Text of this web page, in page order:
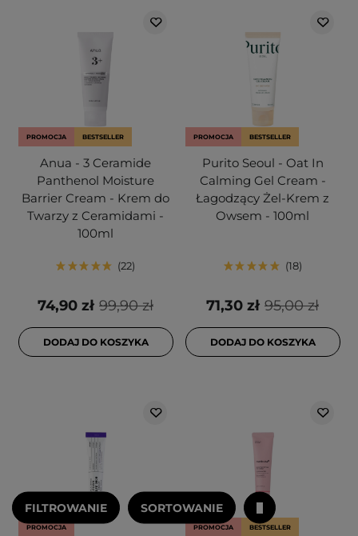
PROMOCJA BESTSELLER
Anua - 3 Ceramide
Panthenol Moisture
Barrier Cream - Krem do
Twarzy z Ceramidami -
100ml
22
99,90 zł
74,90 zł
DODAJ DO KOSZYKA
PROMOCJA BESTSELLER
Purito Seoul - Oat In
Calming Gel Cream -
Łagodzący Żel-Krem z
Owsem - 100ml
18
95,00 zł
71,30 zł
DODAJ DO KOSZYKA
PROMOCJA PROMOCJA BESTSELLER
FILTROWANIE SORTOWANIE